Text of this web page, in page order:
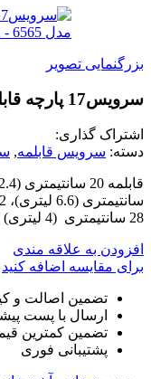
بزرگنمایی تصویر
سرویس17 پارچه قابلمه گرانيت دسینی مدل 6565
اشتراک گذاری:
دسته: سرویس قابلمه,
28 سانتیمتری (4 لیتری) و ۷عدد وسایل اشپزی
افزودن به علاقه مندی
برای مقایسه اضافه کنید
تضمین اصالت و
ارسال با پست
تضمین کمترین
پشتیبانی فوری